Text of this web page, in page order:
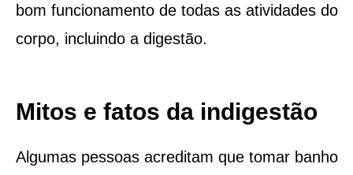
bom funcionamento de todas as atividades do
corpo, incluindo a digestão.
Mitos e fatos da indigestão
Algumas pessoas acreditam que tomar banho